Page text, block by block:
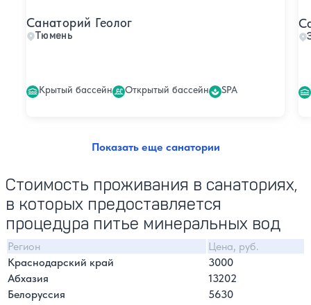
Санаторий Геолог
Тюмень
Крытый бассейн Открытый бассейн SPA
Показать еще санатории
Стоимость проживания в санаториях,
в которых предоставляется
процедура питье минеральных вод
Регион
Цена, руб.
Краснодарский край
3000
Абхазия
13202
Белоруссия
5630